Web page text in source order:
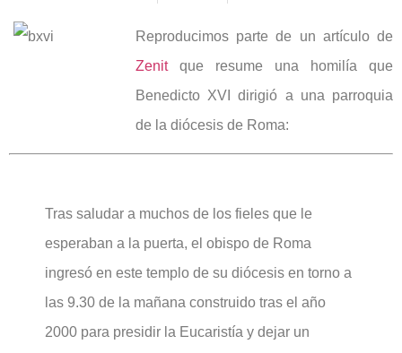
Reproducimos parte de un artículo de
Zenitque resume una homilía que
Benedicto XVI dirigió a una parroquia
de la diócesis de Roma:
Tras saludar a muchos de los fieles que le
esperaban a la puerta, el obispo de Roma
ingresó en este templo de su diócesis en torno a
las 9.30 de la mañana construido tras el año
2000 para presidir la Eucaristía y dejar un